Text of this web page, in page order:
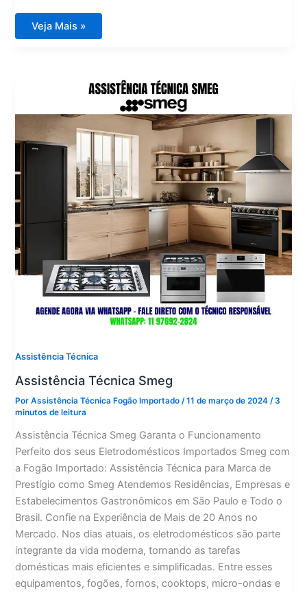
Assistência
Técnica
Veja Mais »
Assistência Técnica
Assistência Técnica Smeg
PorAssistência Técnica Fogão Importado/11 de março de 2024/3
minutos de leitura
Assistência Técnica Smeg Garanta o Funcionamento
Perfeito dos seus Eletrodomésticos Importados Smeg com
a Fogão Importado: Assistência Técnica para Marca de
Prestígio como Smeg Atendemos Residências, Empresas e
Estabelecimentos Gastronômicos em São Paulo e Todo o
Brasil. Confie na Experiência de Mais de 20 Anos no
Mercado. Nos dias atuais, os eletrodomésticos são parte
integrante da vida moderna, tornando as tarefas
domésticas mais eficientes e simplificadas. Entre esses
equipamentos, fogões, fornos, cooktops, micro-ondas e